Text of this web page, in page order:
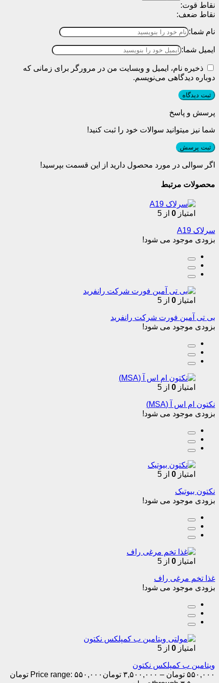
نقاط قوت:
نقاط ضعف:
نام شما:
ایمیل شما:
ذخیره نام، ایمیل و وبسایت من در مرورگر برای زمانی که
دوباره دیدگاهی می‌نویسم.
پرسش و پاسخ
شما نیز میتوانید سوالات خود را ثبت کنید!
ثبت پرسش
اگر سوالی در مورد محصول دارید از این قسمت بپرسید!
محصولات مرتبط
امتیاز 0 از 5
سرلاک A19
بزودی موجود می شود!
امتیاز 0 از 5
بی تی آمین فورت شرکت رانفرید
بزودی موجود می شود!
امتیاز 0 از 5
نکتون ام اس آ (MSA)
بزودی موجود می شود!
امتیاز 0 از 5
نکتون بیوتیک
بزودی موجود می شود!
امتیاز 0 از 5
غذا تخم مرغی راف
بزودی موجود می شود!
امتیاز 0 از 5
ویتامین ب کمپلکس نکتون
۵۵۰,۰۰۰ تومان – ۳,۵۰۰,۰۰۰ تومان
Price range: ۵۵۰,۰۰۰ تومان